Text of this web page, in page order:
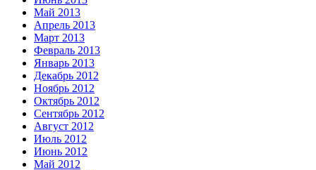
Май 2013
Апрель 2013
Март 2013
Февраль 2013
Январь 2013
Декабрь 2012
Ноябрь 2012
Октябрь 2012
Сентябрь 2012
Август 2012
Июль 2012
Июнь 2012
Май 2012